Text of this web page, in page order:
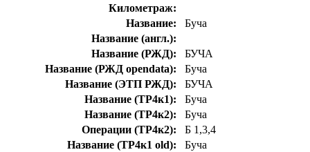
Километраж:
Название:
Буча
Название (англ.):
Название (РЖД):
БУЧА
Название (РЖД opendata):
Буча
Название (ЭТП РЖД):
БУЧА
Название (ТР4к1):
Буча
Название (ТР4к2):
Буча
Операции (ТР4к2):
Б 1,3,4
Название (ТР4к1 old):
Буча